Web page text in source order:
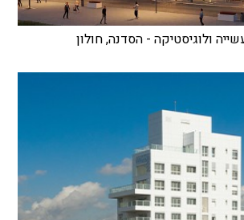
ולוגיסטיקה - הסדנה, חולון